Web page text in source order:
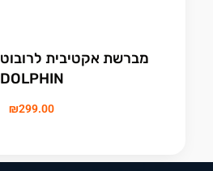
DOLPHIN
₪299.00